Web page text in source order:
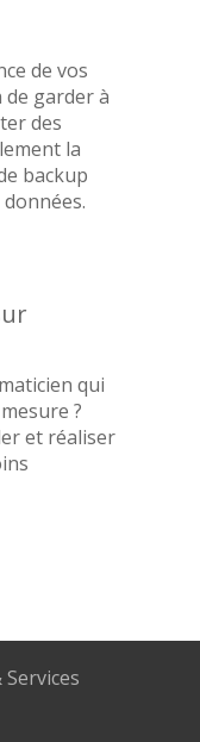
de vos
garder à
des
la
backup
qui
?
et réaliser